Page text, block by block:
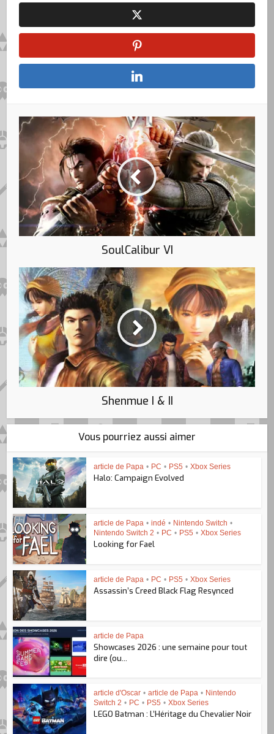
SoulCalibur VI
Shenmue I & II
Vous pourriez aussi aimer
article de Papa • PC • PS5 • Xbox Series
Halo: Campaign Evolved
article de Papa • indé • Nintendo Switch •
Nintendo Switch 2 • PC • PS5 • Xbox Series
Looking for Fael
article de Papa • PC • PS5 • Xbox Series
Assassin’s Creed Black Flag Resynced
article de Papa
Showcases 2026 : une semaine pour tout
dire (ou...
article d'Oscar • article de Papa • Nintendo
Switch 2 • PC • PS5 • Xbox Series
LEGO Batman : L’Héritage du Chevalier Noir